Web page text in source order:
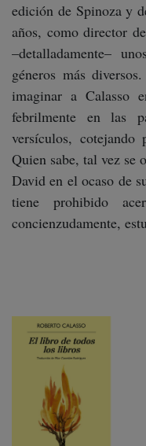
edición de Spinoza y
años, como director
–detalladamente–
géneros más
imaginar a Calasso
febrilmente en las
versículos, cotejando
Quien sabe, tal vez se
David en el ocaso de
tiene prohibido
concienzudamente,